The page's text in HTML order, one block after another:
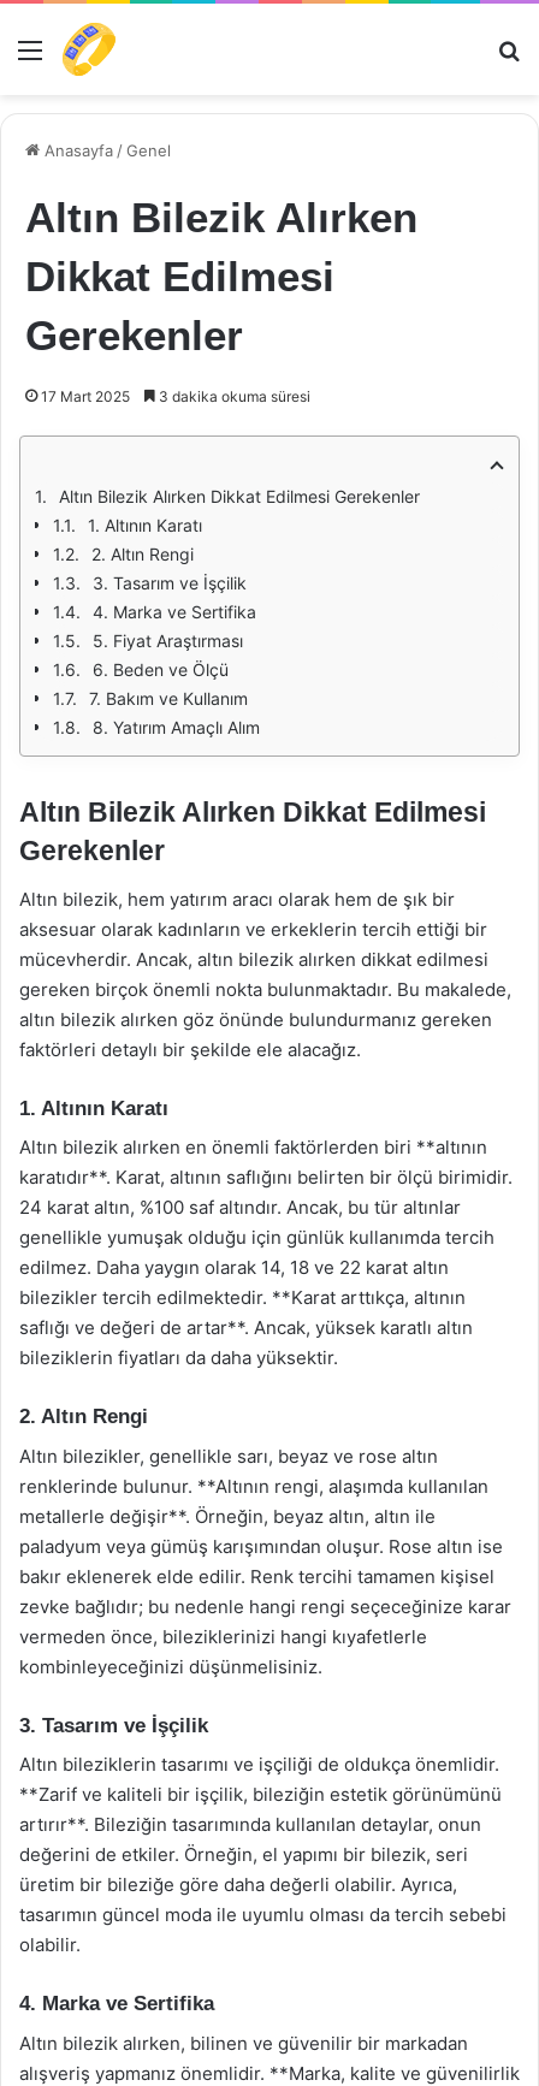
Menü
Anasayfa /Genel
Altın Bilezik Alırken
Dikkat Edilmesi
Gerekenler
17 Mart 2025 3 dakika okuma süresi
Altın Bilezik Alırken Dikkat Edilmesi Gerekenler
1. Altının Karatı
2. Altın Rengi
3. Tasarım ve İşçilik
4. Marka ve Sertifika
5. Fiyat Araştırması
6. Beden ve Ölçü
7. Bakım ve Kullanım
8. Yatırım Amaçlı Alım
Altın Bilezik Alırken Dikkat Edilmesi
Gerekenler
Altın bilezik, hem yatırım aracı olarak hem de şık bir
aksesuar olarak kadınların ve erkeklerin tercih ettiği bir
mücevherdir. Ancak, altın bilezik alırken dikkat edilmesi
gereken birçok önemli nokta bulunmaktadır. Bu makalede,
altın bilezik alırken göz önünde bulundurmanız gereken
faktörleri detaylı bir şekilde ele alacağız.
1. Altının Karatı
Altın bilezik alırken en önemli faktörlerden biri **altının
karatıdır**. Karat, altının saflığını belirten bir ölçü birimidir.
24 karat altın, %100 saf altındır. Ancak, bu tür altınlar
genellikle yumuşak olduğu için günlük kullanımda tercih
edilmez. Daha yaygın olarak 14, 18 ve 22 karat altın
bilezikler tercih edilmektedir. **Karat arttıkça, altının
saflığı ve değeri de artar**. Ancak, yüksek karatlı altın
bileziklerin fiyatları da daha yüksektir.
2. Altın Rengi
Altın bilezikler, genellikle sarı, beyaz ve rose altın
renklerinde bulunur. **Altının rengi, alaşımda kullanılan
metallerle değişir**. Örneğin, beyaz altın, altın ile
paladyum veya gümüş karışımından oluşur. Rose altın ise
bakır eklenerek elde edilir. Renk tercihi tamamen kişisel
zevke bağlıdır; bu nedenle hangi rengi seçeceğinize karar
vermeden önce, bileziklerinizi hangi kıyafetlerle
kombinleyeceğinizi düşünmelisiniz.
3. Tasarım ve İşçilik
Altın bileziklerin tasarımı ve işçiliği de oldukça önemlidir.
**Zarif ve kaliteli bir işçilik, bileziğin estetik görünümünü
artırır**. Bileziğin tasarımında kullanılan detaylar, onun
değerini de etkiler. Örneğin, el yapımı bir bilezik, seri
üretim bir bileziğe göre daha değerli olabilir. Ayrıca,
tasarımın güncel moda ile uyumlu olması da tercih sebebi
olabilir.
4. Marka ve Sertifika
Altın bilezik alırken, bilinen ve güvenilir bir markadan
alışveriş yapmanız önemlidir. **Marka, kalite ve güvenilirlik